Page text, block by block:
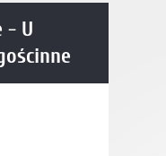
- U